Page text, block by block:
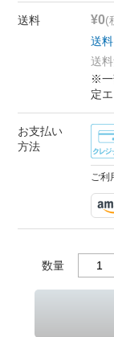
送料 ¥0(
送
送
※一
定
お支払い
方法
ご利
数量